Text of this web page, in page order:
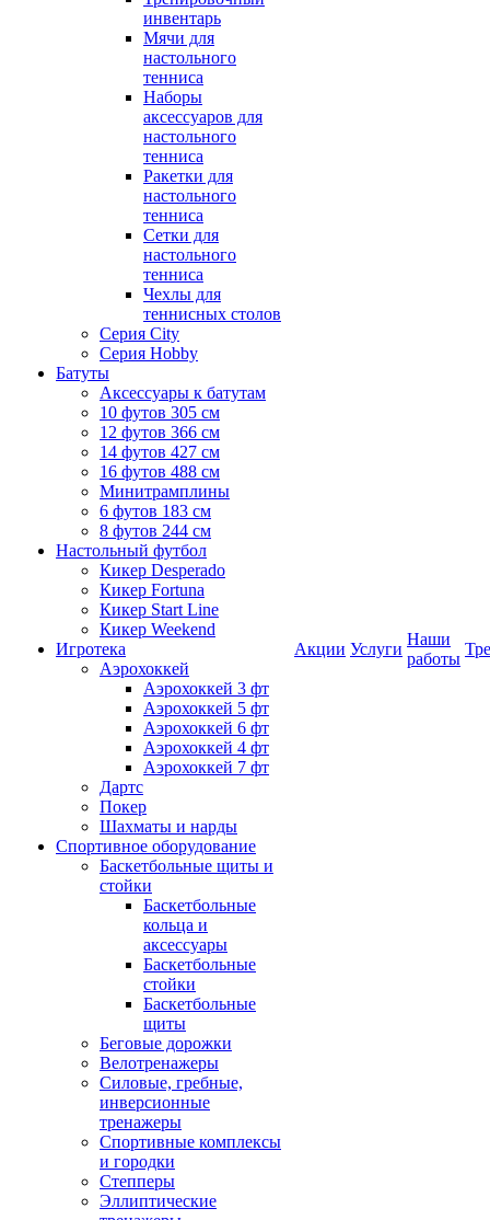
инвентарь
Мячи для
настольного
тенниса
Наборы
аксессуаров для
настольного
тенниса
Ракетки для
настольного
тенниса
Сетки для
настольного
тенниса
Чехлы для
теннисных столов
Серия City
Серия Hobby
Батуты
Аксессуары к батутам
10 футов 305 см
12 футов 366 см
14 футов 427 см
16 футов 488 см
Минитрамплины
6 футов 183 см
8 футов 244 см
Настольный футбол
Кикер Desperado
Кикер Fortuna
Кикер Start Line
Кикер Weekend
Игротека
Аэрохоккей
Аэрохоккей 3 фт
Аэрохоккей 5 фт
Аэрохоккей 6 фт
Аэрохоккей 4 фт
Аэрохоккей 7 фт
Дартс
Покер
Шахматы и нарды
Спортивное оборудование
Баскетбольные щиты и
стойки
Баскетбольные
кольца и
аксессуары
Баскетбольные
стойки
Баскетбольные
щиты
Беговые дорожки
Велотренажеры
Силовые, гребные,
инверсионные
тренажеры
Спортивные комплексы
и городки
Степперы
Эллиптические
Акции Услуги
Наши
работы